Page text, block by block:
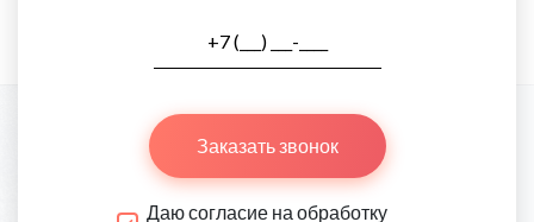
Заказать звонок
Даю согласие на обработку